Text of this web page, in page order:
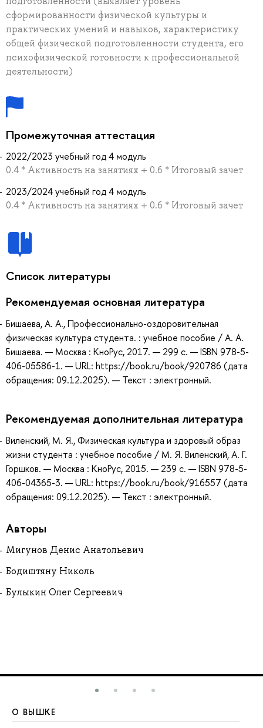
сформированности физической культуры и
практических умений и навыков, характеристику
общей физической подготовленности студента, его
психофизической готовности к профессиональной
деятельности)
Промежуточная аттестация
2022/2023 учебный год 4 модуль
0.4 * Активность на занятиях + 0.6 * Итоговый зачет
2023/2024 учебный год 4 модуль
0.4 * Активность на занятиях + 0.6 * Итоговый зачет
Список литературы
Рекомендуемая основная литература
Бишаева, А. А., Профессионально-оздоровительная
физическая культура студента. : учебное пособие / А. А.
Бишаева. — Москва : КноРус, 2017. — 299 с. — ISBN 978-5-
406-05586-1. — URL: https://book.ru/book/920786 (дата
обращения: 09.12.2025). — Текст : электронный.
Рекомендуемая дополнительная литература
Виленский, М. Я., Физическая культура и здоровый образ
жизни студента : учебное пособие / М. Я. Виленский, А. Г.
Горшков. — Москва : КноРус, 2015. — 239 с. — ISBN 978-5-
406-04365-3. — URL: https://book.ru/book/916557 (дата
обращения: 09.12.2025). — Текст : электронный.
Авторы
Мигунов Денис Анатольевич
Бодиштяну Николь
Булыкин Олег Сергеевич
О ВЫШКЕ